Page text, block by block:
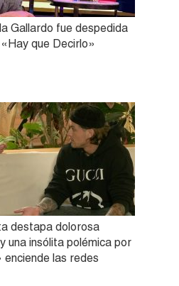
Gallardo fue despedida
que Decirlo»
destapa dolorosa
una insólita polémica por
enciende las redes